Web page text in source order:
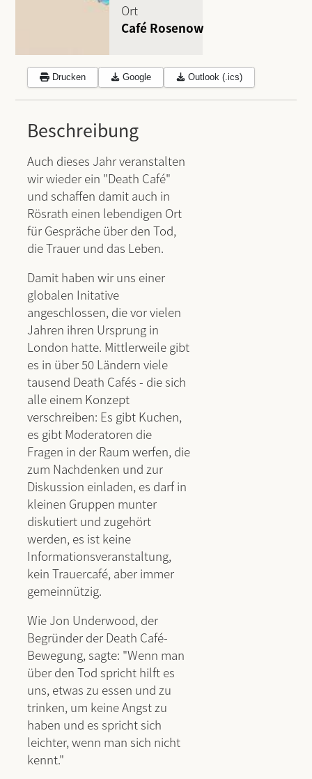
Ort
Café Rosenow
Drucken Google Outlook (.ics)
Beschreibung
Auch dieses Jahr veranstalten
wir wieder ein "Death Café"
und schaffen damit auch in
Rösrath einen lebendigen Ort
für Gespräche über den Tod,
die Trauer und das Leben.
Damit haben wir uns einer
globalen Initative
angeschlossen, die vor vielen
Jahren ihren Ursprung in
London hatte. Mittlerweile gibt
es in über 50 Ländern viele
tausend Death Cafés - die sich
alle einem Konzept
verschreiben: Es gibt Kuchen,
es gibt Moderatoren die
Fragen in der Raum werfen, die
zum Nachdenken und zur
Diskussion einladen, es darf in
kleinen Gruppen munter
diskutiert und zugehört
werden, es ist keine
Informationsveranstaltung,
kein Trauercafé, aber immer
gemeinnützig.
Wie Jon Underwood, der
Begründer der Death Café-
Bewegung, sagte: "Wenn man
über den Tod spricht hilft es
uns, etwas zu essen und zu
trinken, um keine Angst zu
haben und es spricht sich
leichter, wenn man sich nicht
kennt."